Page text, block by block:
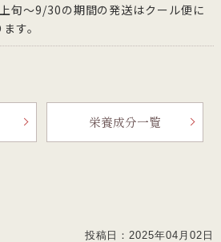
旬〜9/30の期間の発送はクール便に
す。
栄養成分一覧
投稿日： 2025年04月02日